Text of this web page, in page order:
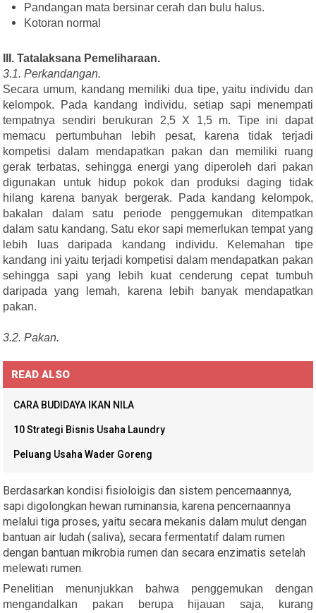
Pandangan mata bersinar cerah dan bulu halus.
Kotoran normal
III. Tatalaksana Pemeliharaan.
3.1. Perkandangan.
Secara umum, kandang memiliki dua tipe, yaitu individu dan
kelompok. Pada kandang individu, setiap sapi menempati
tempatnya sendiri berukuran 2,5 X 1,5 m. Tipe ini dapat
memacu pertumbuhan lebih pesat, karena tidak terjadi
kompetisi dalam mendapatkan pakan dan memiliki ruang
gerak terbatas, sehingga energi yang diperoleh dari pakan
digunakan untuk hidup pokok dan produksi daging tidak
hilang karena banyak bergerak. Pada kandang kelompok,
bakalan dalam satu periode penggemukan ditempatkan
dalam satu kandang. Satu ekor sapi memerlukan tempat yang
lebih luas daripada kandang individu. Kelemahan tipe
kandang ini yaitu terjadi kompetisi dalam mendapatkan pakan
sehingga sapi yang lebih kuat cenderung cepat tumbuh
daripada yang lemah, karena lebih banyak mendapatkan
pakan.
3.2. Pakan.
READ ALSO
CARA BUDIDAYA IKAN NILA
10 Strategi Bisnis Usaha Laundry
Peluang Usaha Wader Goreng
Berdasarkan kondisi fisioloigis dan sistem pencernaannya,
sapi digolongkan hewan ruminansia, karena pencernaannya
melalui tiga proses, yaitu secara mekanis dalam mulut dengan
bantuan air ludah (saliva), secara fermentatif dalam rumen
dengan bantuan mikrobia rumen dan secara enzimatis setelah
melewati rumen.
Penelitian menunjukkan bahwa penggemukan dengan
mengandalkan pakan berupa hijauan saja, kurang